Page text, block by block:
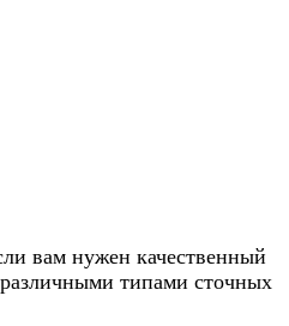
вам нужен качественный
типами сточных